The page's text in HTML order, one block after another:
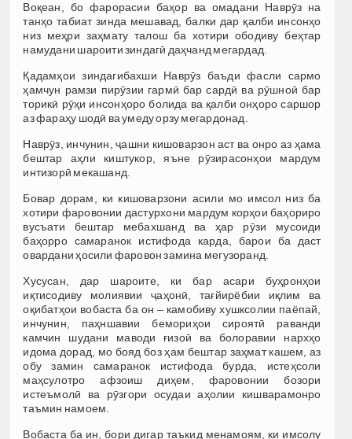
Воқеан, бо фарорасии баҳор ва омадани Наврӯз на
танҳо табиат зинда мешавад, балки дар қалби инсонҳо
низ меҳри заҳмату талош ба хотири ободиву беҳтар
намудани шароити зиндагӣ даҳчанд мегардад.
Қадамҳои зиндагибахши Наврӯз баъди фасли сармо
ҳамчун рамзи пирӯзии гармӣ бар сардӣ ва рӯшноӣ бар
торикӣ рӯҳи инсонҳоро болида ва қалби онҳоро саршор
аз фараҳу шодӣ ва умеду орзу мегардонад.
Наврӯз, инчунин, ҷашни кишоварзон аст ва онро аз ҳама
бештар аҳли киштукор, яъне рӯзирасонҳои мардум
интизорӣ мекашанд.
Бовар дорам, ки кишоварзони асили мо имсол низ ба
хотири фаровонии дастурхони мардум корҳои баҳориро
вусъати бештар мебахшанд ва ҳар рӯзи мусоиди
баҳорро самаранок истифода карда, барои ба даст
овардани ҳосили фаровон замина мегузоранд.
Хусусан, дар шароите, ки бар асари буҳронҳои
иқтисодиву молиявии ҷаҳонӣ, тағйирёбии иқлим ва
оқибатҳои вобаста ба он – камобиву хушксолии паёпай,
инчунин, паҳншавии бемориҳои сироятӣ раванди
камчин шудани маводи ғизоӣ ва болоравии нархҳо
идома дорад, мо бояд боз ҳам бештар заҳмат кашем, аз
обу замин самаранок истифода бурда, истеҳсоли
маҳсулотро афзоиш диҳем, фаровонии бозори
истеъмолӣ ва рӯзгори осудаи аҳолии кишварамонро
таъмин намоем.
Вобаста ба ин, бори дигар таъкид менамоям, ки имсолу